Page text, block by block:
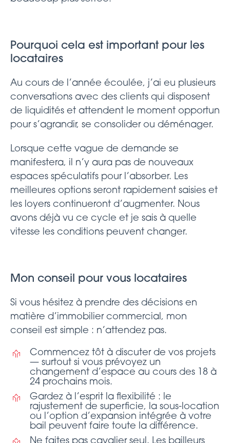
Pourquoi cela est important pour les
locataires
Au cours de l’année écoulée, j’ai eu plusieurs
conversations avec des clients qui disposent
de liquidités et attendent le moment opportun
pour s’agrandir, se consolider ou déménager.
Lorsque cette vague de demande se
manifestera, il n’y aura pas de nouveaux
espaces spéculatifs pour l’absorber. Les
meilleures options seront rapidement saisies et
les loyers continueront d’augmenter. Nous
avons déjà vu ce cycle et je sais à quelle
vitesse les conditions peuvent changer.
Mon conseil pour vous locataires
Si vous hésitez à prendre des décisions en
matière d’immobilier commercial, mon
conseil est simple : n’attendez pas.
Commencez tôt à discuter de vos projets
— surtout si vous prévoyez un
changement d’espace au cours des 18 à
24 prochains mois.
Gardez à l’esprit la flexibilité : le
rajustement de superficie, la sous-location
ou l’option d’expansion intégrée à votre
bail peuvent faire toute la différence.